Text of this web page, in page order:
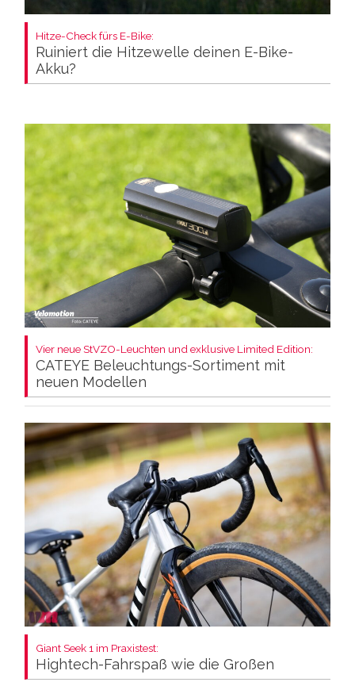
Hitze-Check fürs E-Bike:
Ruiniert die Hitzewelle deinen E-Bike-
Akku?
Vier neue StVZO-Leuchten und exklusive Limited Edition:
CATEYE Beleuchtungs-Sortiment mit
neuen Modellen
Giant Seek 1 im Praxistest:
Hightech-Fahrspaß wie die Großen